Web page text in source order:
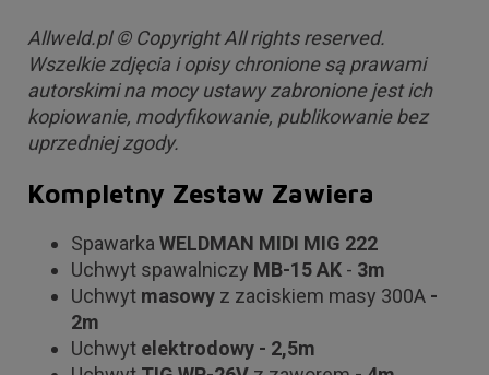
Allweld.pl © Copyright All rights reserved.
Wszelkie zdjęcia i opisy chronione są prawami
autorskimi na mocy ustawy zabronione jest ich
kopiowanie, modyfikowanie, publikowanie bez
uprzedniej zgody.
Kompletny Zestaw Zawiera
Spawarka WELDMAN MIDI MIG 222
Uchwyt spawalniczy MB-15 AK - 3m
Uchwyt masowy z zaciskiem masy 300A -
2m
Uchwyt elektrodowy - 2,5m